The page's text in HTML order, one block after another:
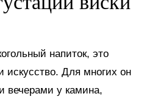
напиток, это
искусство. Для многих он
вечерами у камина,